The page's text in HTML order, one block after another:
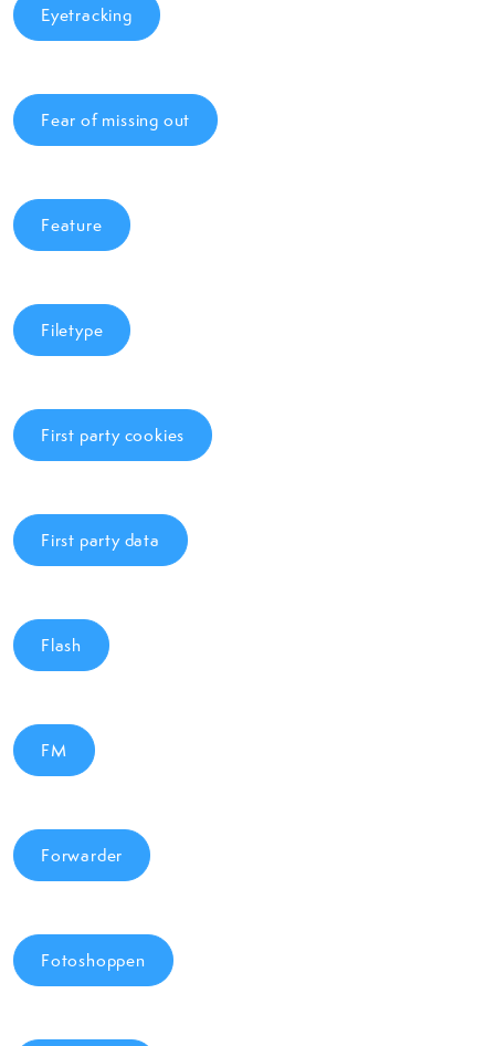
Eyetracking
Fear of missing out
Feature
Filetype
First party cookies
First party data
Flash
FM
Forwarder
Fotoshoppen